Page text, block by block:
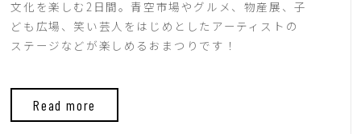
文化を楽しむ2日間。青空市場やグルメ、物産展、子
ども広場、笑い芸人をはじめとしたアーティストの
ステージなどが楽しめるおまつりです！
Read more